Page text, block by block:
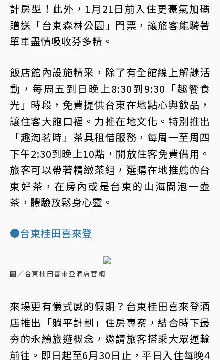
計房型！此外，1月21日前入住更豪氣加碼
贈送「台東森林公園」門票，讓旅客能騎著
單車盡情吸收芬多精。
飯店館內設施精采，除了有全館線上解謎活
動，每周五到日晚上8:30到9:30「趣饗食
光」時段，免費提供台東在地點心與飲品，
讓住客大飽口福。力推在地文化。特別推出
「趣淘茗時」茶具租借服務，每周一至周四
下午2:30到晚上10點，開放住客免費借用。
旅客可以帶著精緻茶組，選購在地推薦的台
東好茶，在房內或是台東的山海間泡一壺
茶，體驗放鬆身心靈。
●台東桂田喜來登
圖／台東桂田喜來登酒店官網
來場更有儀式感的假期？台東桂田喜來登酒
店推出「躺平計劃」住房專案，結合時下最
夯的永續旅遊概念，邀請旅客搭乘大眾運輸
前往。即日起至6月30日止，平日入住每晚4